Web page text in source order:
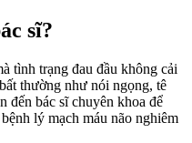
sĩ?
tình trạng đau đầu không cải
thường như nói ngọng, tê
đến bác sĩ chuyên khoa để
lý mạch máu não nghiêm